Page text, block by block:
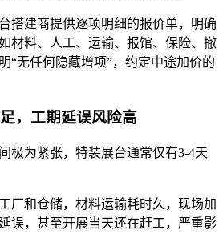
搭建商提供逐项明细的报价单，明确
材料、人工、运输、报馆、保险、撤
“无任何隐藏增项”，约定中途加价的
，工期延误风险高
极为紧张，特装展台通常仅有3-4天
厂和仓储，材料运输耗时久，现场加
误，甚至开展当天还在赶工，严重影